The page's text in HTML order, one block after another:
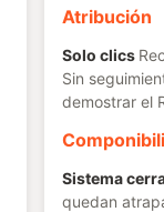
Atribución
Solo clics
Sin
demostrar el
Sistema
quedan